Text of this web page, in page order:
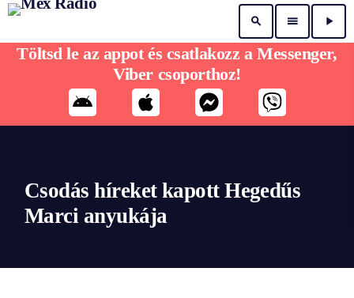
search menu play_arrow
Csodás híreket kapott Hegedűs
Marci anyukája
Töltsd le az appot és csatlakozz a Messenger,
Viber csoporthoz!